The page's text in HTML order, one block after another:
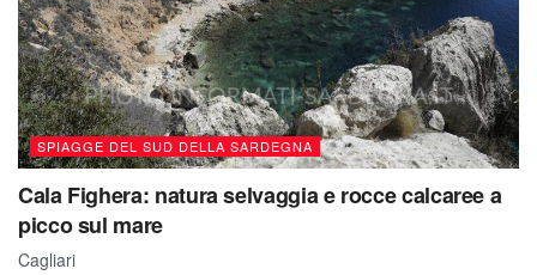
SPIAGGE DEL SUD DELLA SARDEGNA
Cala Fighera: natura selvaggia e rocce calcaree a
picco sul mare
Cagliari